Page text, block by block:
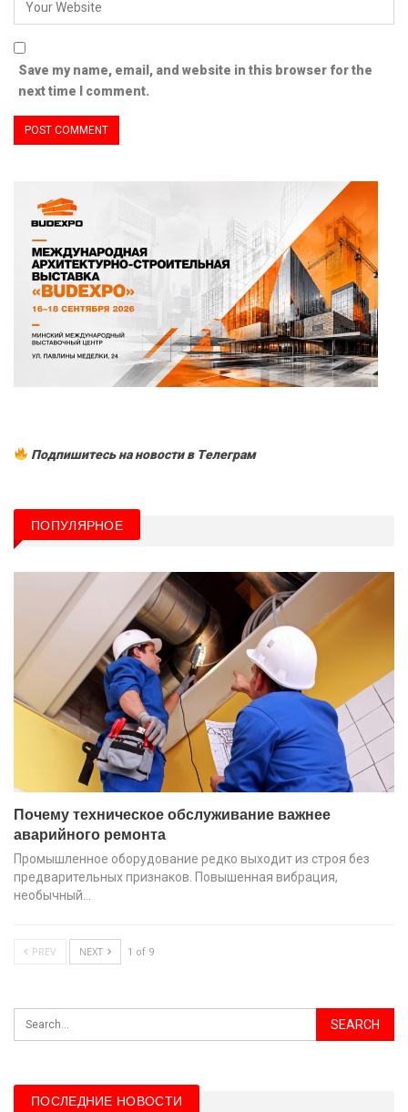
Save my name, email, and website in this browser for the
next time I comment.
Подпишитесь на новости в Tелеграм
ПОПУЛЯРНОЕ
Почему техническое обслуживание важнее
аварийного ремонта
Промышленное оборудование редко выходит из строя без
предварительных признаков. Повышенная вибрация,
необычный…
PREV NEXT 1 of 9
ПОСЛЕДНИЕ НОВОСТИ